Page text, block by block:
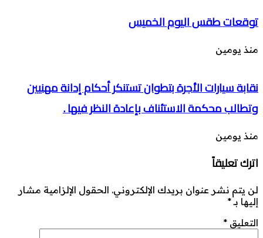
توقعات طقس اليوم الخميس
منذ يومين
نقابة سيارات الأجرة بتطوان تستنكر أحكام إدانة مهنيين
وتطالب محكمة الاستئناف بإعادة النظر فيها .
منذ يومين
اترك تعليقاً
لن يتم نشر عنوان بريدك الإلكتروني. الحقول الإلزامية مشار
إليها بـ*
التعليق *